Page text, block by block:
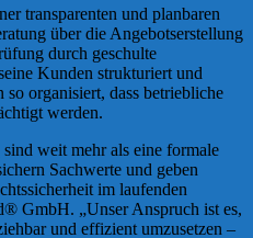
transparenten und planbaren
über die Angebotserstellung
durch geschulte
Kunden strukturiert und
organisiert, dass betriebliche
werden.
sind weit mehr als eine formale
Sachwerte und geben
im laufenden
GmbH. „Unser Anspruch ist es,
und effizient umzusetzen –